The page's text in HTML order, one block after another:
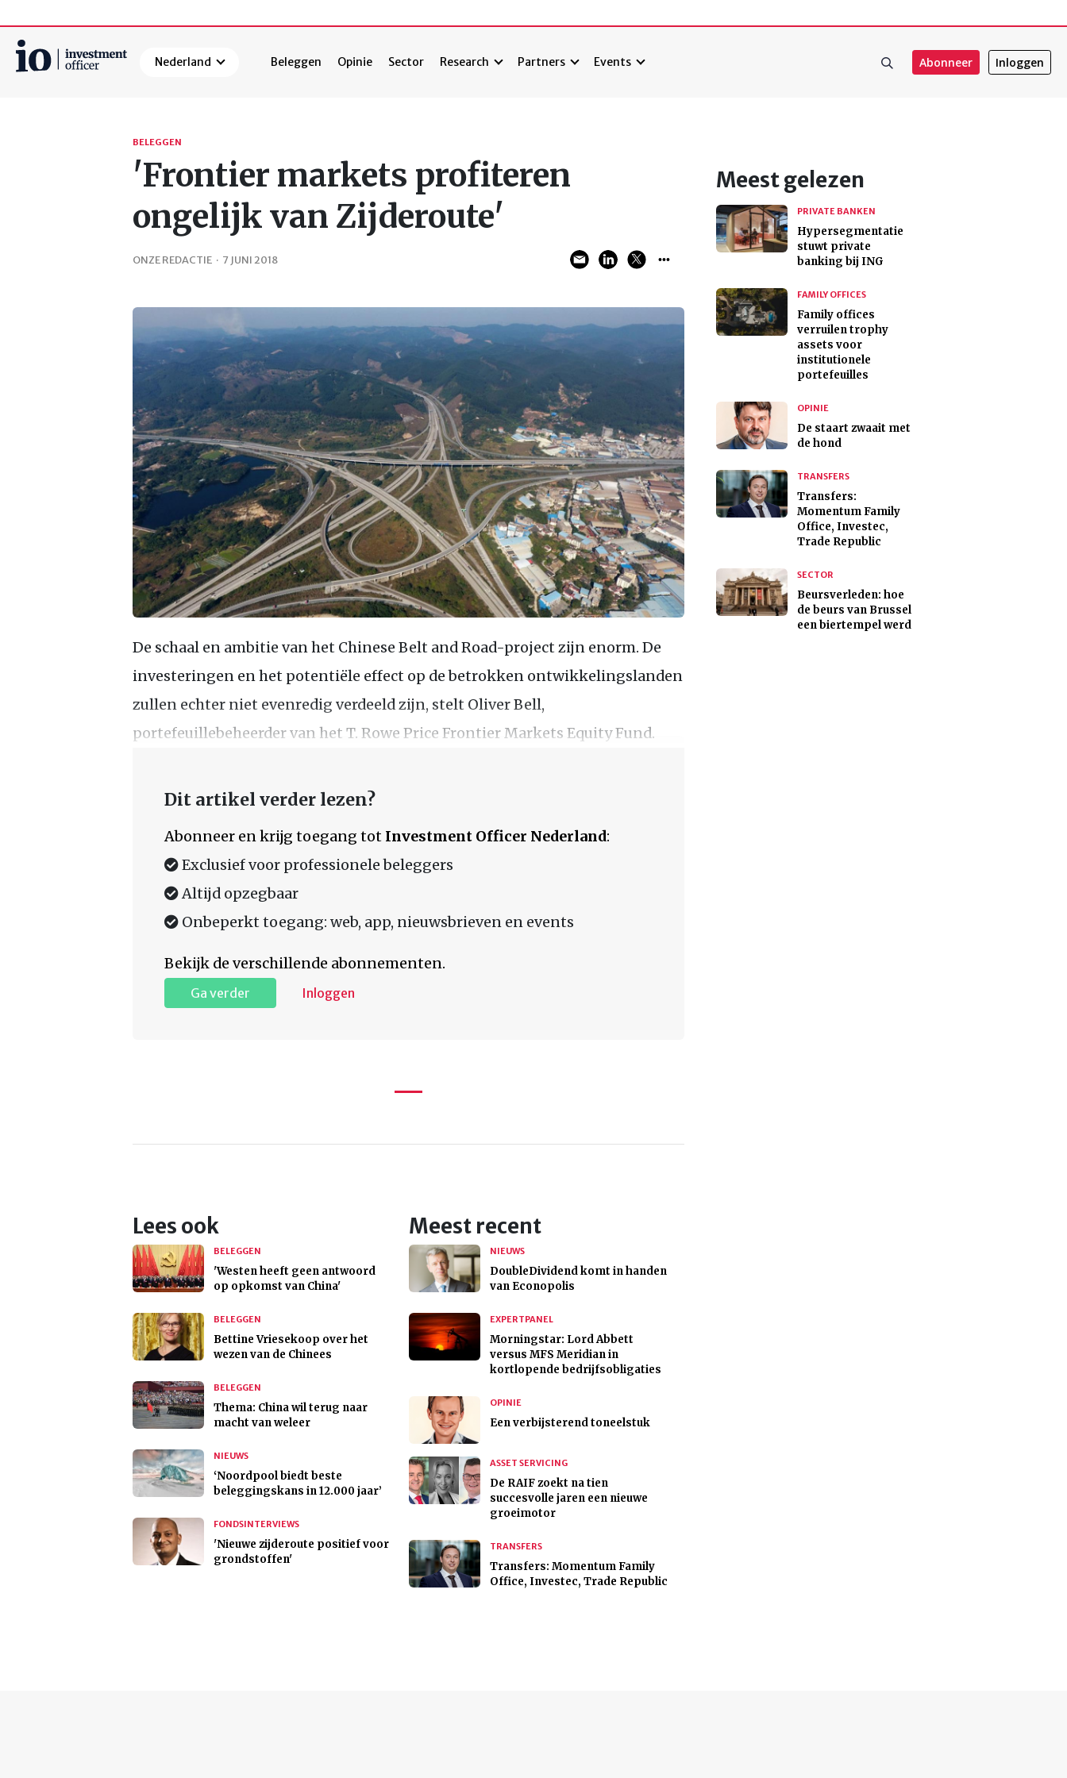
Nederland Beleggen Opinie Sector Research Partners Events Abonneer Inloggen
BELEGGEN
'Frontier markets profiteren
ongelijk van Zijderoute'
ONZE REDACTIE · 7 JUNI 2018
De schaal en ambitie van het Chinese Belt and Road-project zijn enorm. De
investeringen en het potentiële effect op de betrokken ontwikkelingslanden
zullen echter niet evenredig verdeeld zijn, stelt Oliver Bell,
portefeuillebeheerder van het T. Rowe Price Frontier Markets Equity Fund.
Dit artikel verder lezen?
Abonneer en krijg toegang tot Investment Officer Nederland:
Exclusief voor professionele beleggers
Altijd opzegbaar
Onbeperkt toegang: web, app, nieuwsbrieven en events
Bekijk de verschillende abonnementen.
Ga verder Inloggen
Lees ook
BELEGGEN
'Westen heeft geen antwoord
op opkomst van China'
BELEGGEN
Bettine Vriesekoop over het
wezen van de Chinees
BELEGGEN
Thema: China wil terug naar
macht van weleer
NIEUWS
‘Noordpool biedt beste
beleggingskans in 12.000 jaar’
FONDSINTERVIEWS
'Nieuwe zijderoute positief voor
grondstoffen'
Meest recent
NIEUWS
DoubleDividend komt in handen
van Econopolis
EXPERTPANEL
Morningstar: Lord Abbett
versus MFS Meridian in
kortlopende bedrijfsobligaties
OPINIE
Een verbijsterend toneelstuk
ASSET SERVICING
De RAIF zoekt na tien
succesvolle jaren een nieuwe
groeimotor
TRANSFERS
Transfers: Momentum Family
Office, Investec, Trade Republic
Meest gelezen
PRIVATE BANKEN
Hypersegmentatie
stuwt private
banking bij ING
FAMILY OFFICES
Family offices
verruilen trophy
assets voor
institutionele
portefeuilles
OPINIE
De staart zwaait met
de hond
TRANSFERS
Transfers:
Momentum Family
Office, Investec,
Trade Republic
SECTOR
Beursverleden: hoe
de beurs van Brussel
een biertempel werd